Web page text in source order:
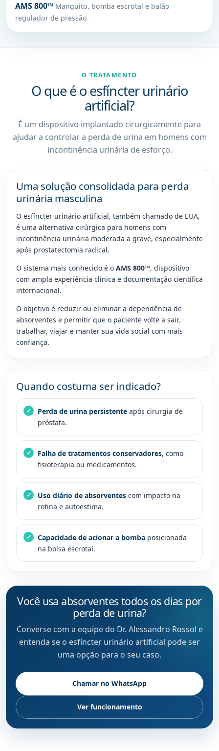
AMS 800™ Manguito, bomba escrotal e balão
regulador de pressão.
O TRATAMENTO
O que é o esfíncter urinário
artificial?
É um dispositivo implantado cirurgicamente para
ajudar a controlar a perda de urina em homens com
incontinência urinária de esforço.
Uma solução consolidada para perda
urinária masculina
O esfíncter urinário artificial, também chamado de EUA,
é uma alternativa cirúrgica para homens com
incontinência urinária moderada a grave, especialmente
após prostatectomia radical.
O sistema mais conhecido é o AMS 800™, dispositivo
com ampla experiência clínica e documentação científica
internacional.
O objetivo é reduzir ou eliminar a dependência de
absorventes e permitir que o paciente volte a sair,
trabalhar, viajar e manter sua vida social com mais
confiança.
Quando costuma ser indicado?
Perda de urina persistente após cirurgia de
próstata.
Falha de tratamentos conservadores, como
fisioterapia ou medicamentos.
Uso diário de absorventes com impacto na
rotina e autoestima.
Capacidade de acionar a bomba posicionada
na bolsa escrotal.
Você usa absorventes todos os dias por
perda de urina?
Converse com a equipe do Dr. Alessandro Rossol e
entenda se o esfíncter urinário artificial pode ser
uma opção para o seu caso.
Chamar no WhatsApp
Ver funcionamento